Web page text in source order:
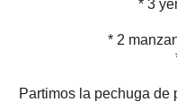
* 3
* 2
Partimos la pechuga de